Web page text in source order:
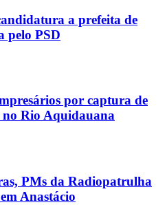
a prefeita de
pelo PSD
por captura de
no Rio Aquidauana
PMs da Radiopatrulha
Anastácio